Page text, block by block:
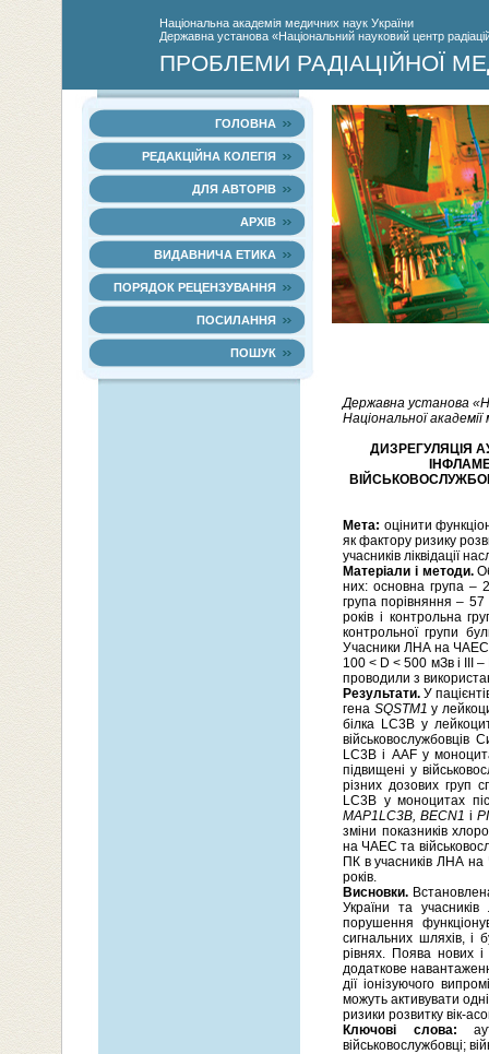
Нацiональна академiя медичних наук України
Державна установа «Національний науковий центр
ПРОБЛЕМИ РАДІАЦІЙНОЇ
ГОЛОВНА
РЕДАКЦІЙНА КОЛЕГІЯ
ДЛЯ АВТОРІВ
АРХІВ
ВИДАВНИЧА ЕТИКА
ПОРЯДОК РЕЦЕНЗУВАННЯ
ПОСИЛАННЯ
ПОШУК
Державна установа
Національної
ДИЗРЕГУЛЯЦІЯ
Мета: оцінити
як фактору ризику
учасників ліквідації
Матеріали і методи.
них: основна група –
група порівняння – 57
років і контрольна
контрольної групи
Учасники ЛНА на ЧАЕС
100 < D < 500 мЗв і ІІІ
проводили з
Результати. У
гена SQSTM1 у
білка LC3B у
LC3B і AAF у
підвищені у
різних дозових груп
LC3B у моноцитах
MAP1LC3B, BECN1 і
зміни показників
на ЧАЕС та
ПК в учасників ЛНА на
років.
Висновки.
України та
порушення
сигнальних шляхів, і
рівнях. Поява нових і
додаткове
дії іонізуючого
можуть активувати
ризики розвитку вік-
Ключові слова:
військовослужбовці;